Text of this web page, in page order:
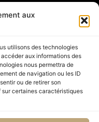
aux
utilisons des technologies
aux informations des
nous permettra de
de navigation ou les ID
ou de retirer son
certaines caractéristiques